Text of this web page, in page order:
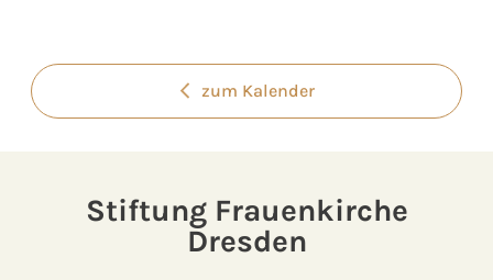
zum Kalender
Stiftung Frauenkirche
Dresden